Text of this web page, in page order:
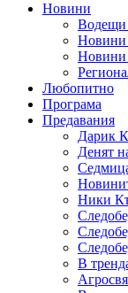
Новини
Водещи
Новини
Новини
Любопитно
Програма
Предавания
Дарик
Денят
Ники
В